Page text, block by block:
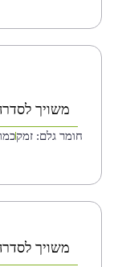
משויך
חומר גלם: זמק
משויך